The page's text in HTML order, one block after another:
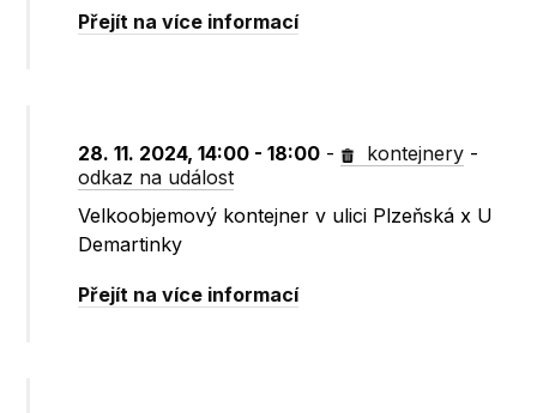
Přejít na více informací
28. 11. 2024, 14:00 - 18:00 - kontejnery -
odkaz na událost
Velkoobjemový kontejner v ulici Plzeňská x U
Demartinky
Přejít na více informací